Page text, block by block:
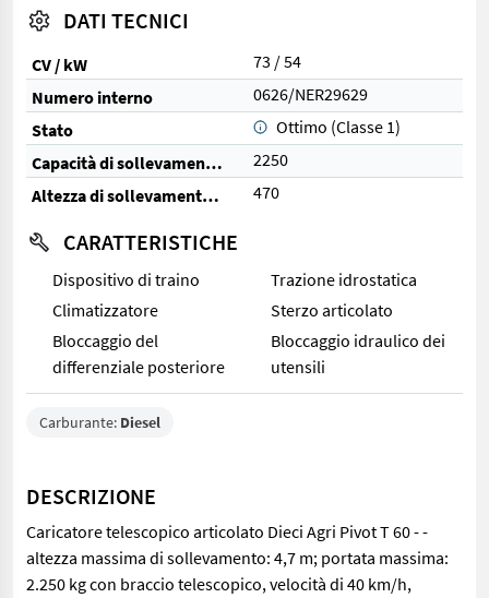
DATI TECNICI
CV / kW
73 / 54
Numero interno
0626/NER29629
Stato
Ottimo (Classe 1)
Capacità di sollevamento (kg)
2250
Altezza di sollevamento (cm)
470
CARATTERISTICHE
Dispositivo di traino
Trazione idrostatica
Climatizzatore
Sterzo articolato
Bloccaggio del
differenziale posteriore
Bloccaggio idraulico dei
utensili
Carburante: Diesel
DESCRIZIONE
Caricatore telescopico articolato Dieci Agri Pivot T 60 - -
altezza massima di sollevamento: 4,7 m; portata massima:
2.250 kg con braccio telescopico, velocità di 40 km/h,